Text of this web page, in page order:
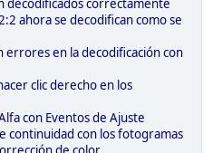
decodificados correctamente
ahora se decodifican como se
errores en la decodificación con
clic derecho en los
con Eventos de Ajuste
continuidad con los fotogramas